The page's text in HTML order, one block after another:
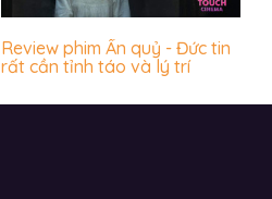
Review phim Ấn quỷ - Đức tin
rất cần tỉnh táo và lý trí